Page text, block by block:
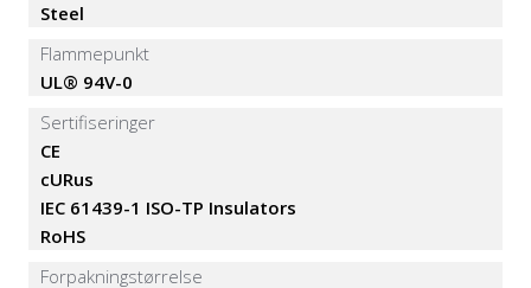
Steel
Flammepunkt
UL® 94V-0
Sertifiseringer
CE
cURus
IEC 61439-1 ISO-TP Insulators
RoHS
Forpakningstørrelse